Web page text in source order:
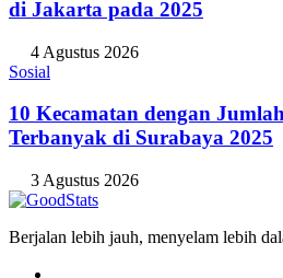
di Jakarta pada 2025
4 Agustus 2026
Sosial
10 Kecamatan dengan
Terbanyak di Surabaya 2025
3 Agustus 2026
Berjalan lebih jauh, menyelam lebih